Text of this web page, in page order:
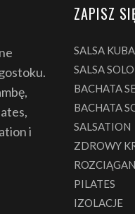
i
ZAPISZ
SALSA
SALSA SOLO
BACHATA
BACHATA
SALSATION
ZDROWY
PILATES
IZOLACJE